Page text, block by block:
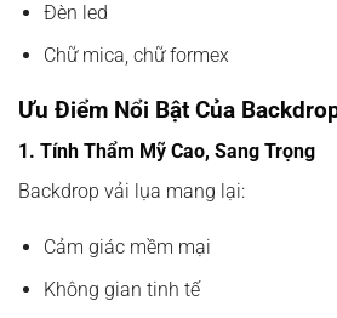
Đèn led
Chữ mica, chữ formex
Ưu Điểm Nổi Bật Của
1. Tính Thẩm Mỹ Cao, Sang Trọng
Backdrop vải lụa mang lại:
Cảm giác mềm mại
Không gian tinh tế